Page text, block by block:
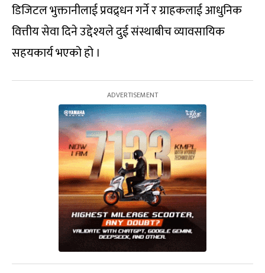
डिजिटल भुक्तानीलाई प्रवद्र्धन गर्ने र ग्राहकलाई आधुनिक
वित्तीय सेवा दिने उद्देश्यले दुई संस्थाबीच व्यावसायिक
सहयकार्य भएको हो ।